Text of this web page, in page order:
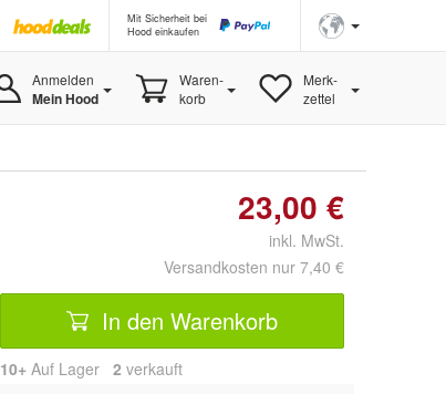
Mit Sicherheit bei
Hood einkaufen
Anmelden
Mein Hood
Waren-
korb
Merk-
zettel
23,00 €
inkl. MwSt.
Versandkosten nur 7,40 €
In den Warenkorb
10+ Auf Lager 2 verkauft